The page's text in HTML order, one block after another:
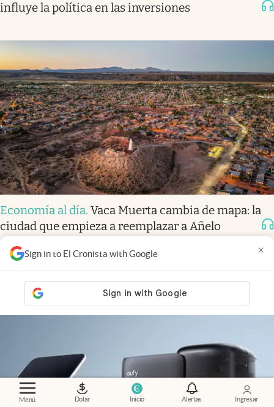
Menú Dolar Inicio Alertas Ingresar
Sign in to El Cronista with Google ×
influye la política en las inversiones
Economía al día. Vaca Muerta cambia de mapa: la
ciudad que empieza a reemplazar a Añelo